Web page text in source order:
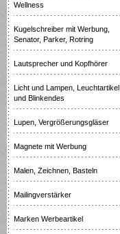
Wellness
Kugelschreiber mit Werbung,
Senator, Parker, Rotring
Lautsprecher und Kopfhörer
Licht und Lampen, Leuchtartikel
und Blinkendes
Lupen, Vergrößerungsgläser
Magnete mit Werbung
Malen, Zeichnen, Basteln
Mailingverstärker
Marken Werbeartikel